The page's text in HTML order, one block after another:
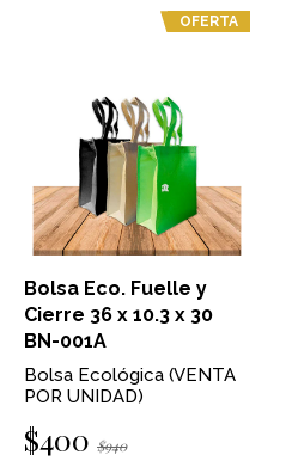
OFERTA
Bolsa Eco. Fuelle y
Cierre 36 x 10.3 x 30
BN-001A
Bolsa Ecológica (VENTA
POR UNIDAD)
$400 $940